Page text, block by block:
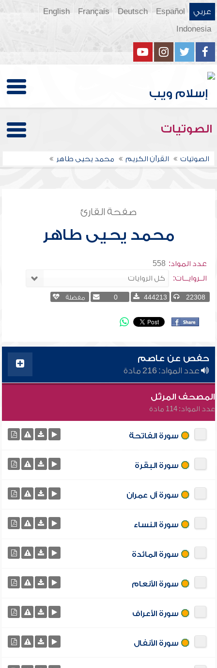
عربي Español
Deutsch
Français
English
Indonesia
الصوتيات
الصوتيات القرآن الكريم محمد يحيى طاهر
صفحة القارئ
محمد يحيى طاهر
عدد المواد: 558
الــروايـــات:
22308
444213
0 مفضلة
حفص عن عاصم
عدد المواد: 216 مادة
المصحف المرتّل
عدد المواد: 114 مادة
سورة الفاتحة
سورة البقرة
سورة آل عمران
سورة النساء
سورة المائدة
سورة الأنعام
سورة الأعراف
سورة الأنفال